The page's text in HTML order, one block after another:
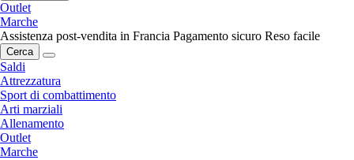
Outlet
Marche
Assistenza post-vendita in Francia Pagamento sicuro Reso facile
Cerca
Saldi
Attrezzatura
Sport di combattimento
Arti marziali
Allenamento
Outlet
Marche